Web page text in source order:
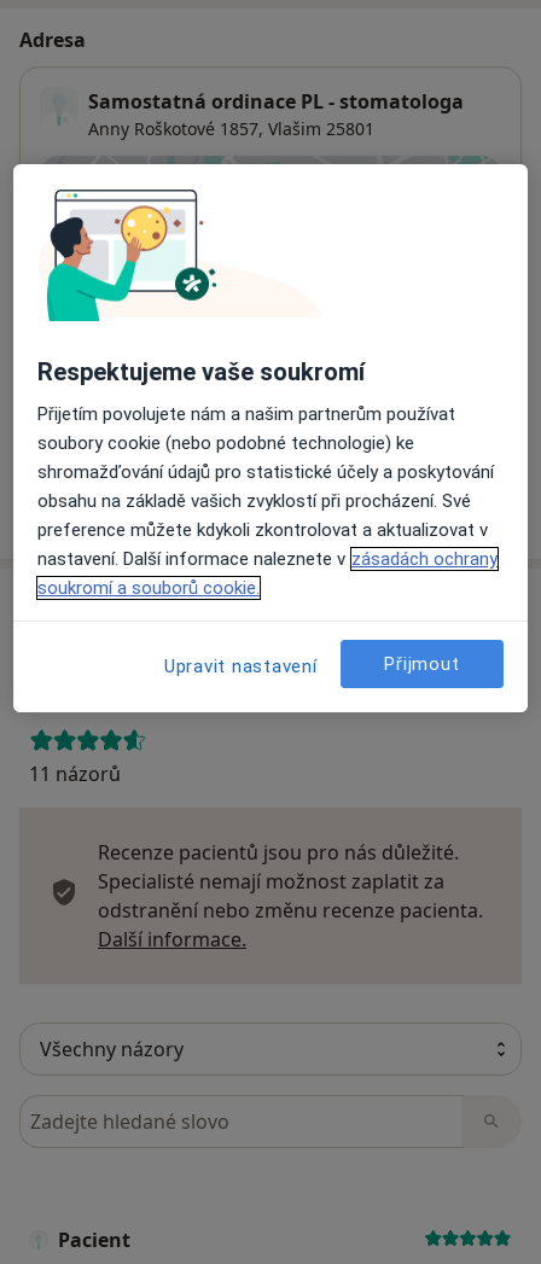
Adresa
Samostatná ordinace PL - stomatologa
Anny Roškotové 1857, Vlašim 25801
Dostupnost
Na této adrese online kalendář není aktivní
Co mám v takové situaci udělat?
Způsoby platby (soukromé návštěvy)
Na teto adrese lékař přijímá pacienty na pojišťovnu
Detaily
Víceo adrese
Přidejte svůj názor
11 názorů
Recenze pacientů jsou pro nás důležité.
Specialisté nemají možnost zaplatit za
odstranění nebo změnu recenze pacienta.
Další informace.
Hledejte v názorech
Pacient
Respektujeme vaše soukromí
Přijetím povolujete nám a našim partnerům používat
soubory cookie (nebo podobné technologie) ke
shromažďování údajů pro statistické účely a poskytování
obsahu na základě vašich zvyklostí při procházení. Své
preference můžete kdykoli zkontrolovat a aktualizovat v
nastavení. Další informace naleznete v zásadách ochrany
soukromí a souborů cookie.
Upravit nastavení Přijmout